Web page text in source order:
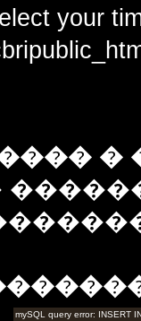
select
�